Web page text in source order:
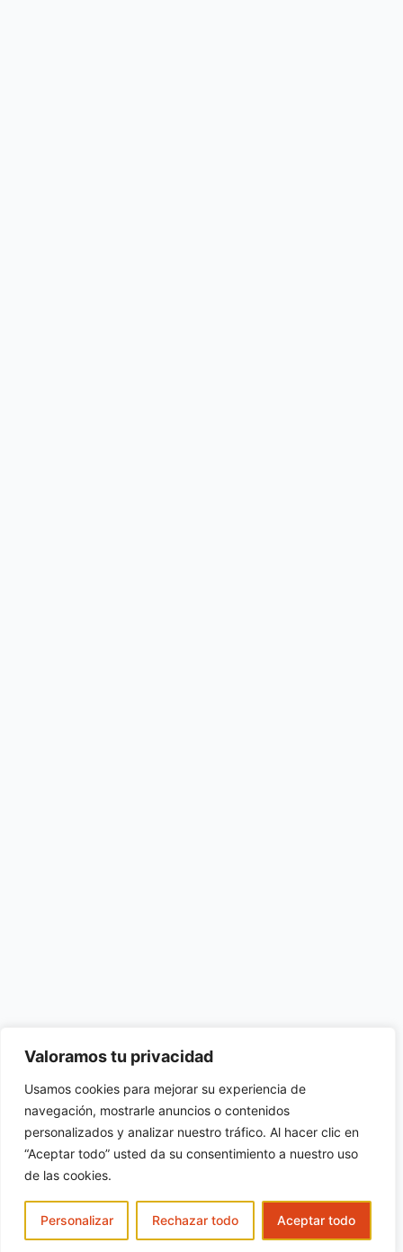
Valoramos tu privacidad
Usamos cookies para mejorar su experiencia de
navegación, mostrarle anuncios o contenidos
personalizados y analizar nuestro tráfico. Al hacer clic en
“Aceptar todo” usted da su consentimiento a nuestro uso
de las cookies.
Personalizar Rechazar todo Aceptar todo